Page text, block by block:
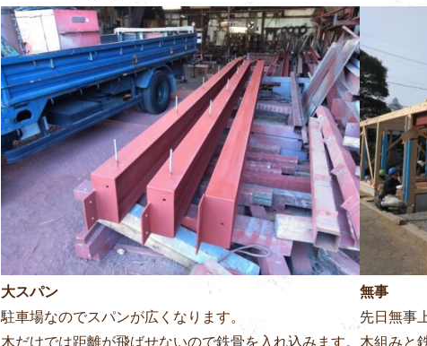
大スパン
駐車場なのでスパンが広くなります。
木だけでは距離が飛ばせないので鉄骨を入れ込みます。
無事
先日無事
木組みと